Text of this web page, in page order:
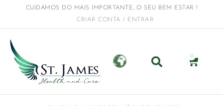
CUIDAMOS DO MAIS IMPORTANTE, O SEU BEM ESTAR !
CRIAR CONTA / ENTRAR
0